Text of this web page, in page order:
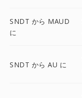
SNDT から MAUD
に
SNDT から AU に